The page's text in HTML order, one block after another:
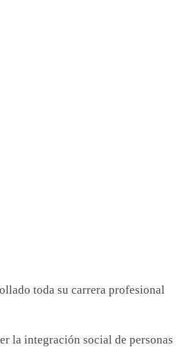
toda su carrera profesional
la integración social de personas